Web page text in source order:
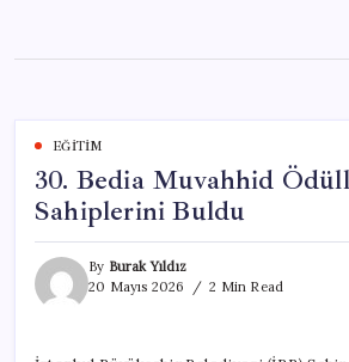
content
EĞITIM
30. Bedia Muvahhid
Sahiplerini Buldu
By Burak Yıldız
20 Mayıs 2026
2 Min Read